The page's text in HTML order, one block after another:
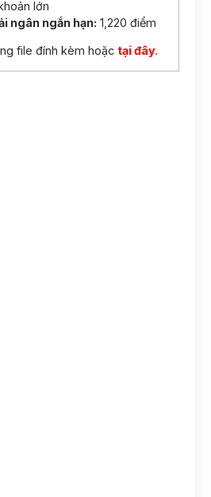
lớn
ngân ngắn hạn: 1,220 điểm
file đính kèm hoặc tại đây.